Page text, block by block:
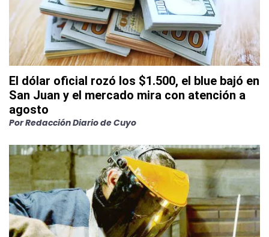
El dólar oficial rozó los $1.500, el blue bajó en
San Juan y el mercado mira con atención a
agosto
PorRedacción Diario de Cuyo